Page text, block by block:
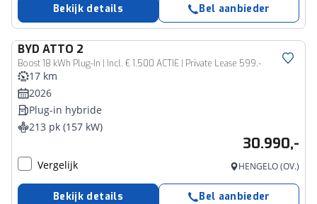
Bekijk details Bel aanbieder
BYD ATTO 2
Boost 18 kWh Plug-In | Incl. € 1.500 ACTIE | Private Lease 599,-
17 km
2026
Plug-in hybride
213 pk (157 kW)
30.990,-
Vergelijk HENGELO (OV.)
Bekijk details Bel aanbieder